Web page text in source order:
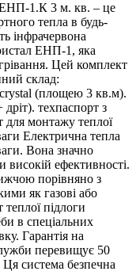
ЕНП-1.К 3 м. кв. – це
тепла в будь-
інфрачервона
ЕНП-1, яка
Цей комплект
склад:
(площею 3 кв.м).
техпаспорт з
для монтажу теплої
Електрична тепла
Вона значно
високій ефективності.
порівняно з
як газові або
підлоги
в спеціальних
Гарантія на
перевищує 50
Ця система безпечна